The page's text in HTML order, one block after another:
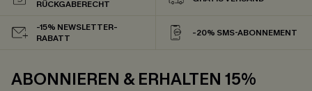
RÜCKGABERECHT
-15% NEWSLETTER-
RABATT
-20% SMS-ABONNEMENT
ABONNIEREN & ERHALTEN 15%